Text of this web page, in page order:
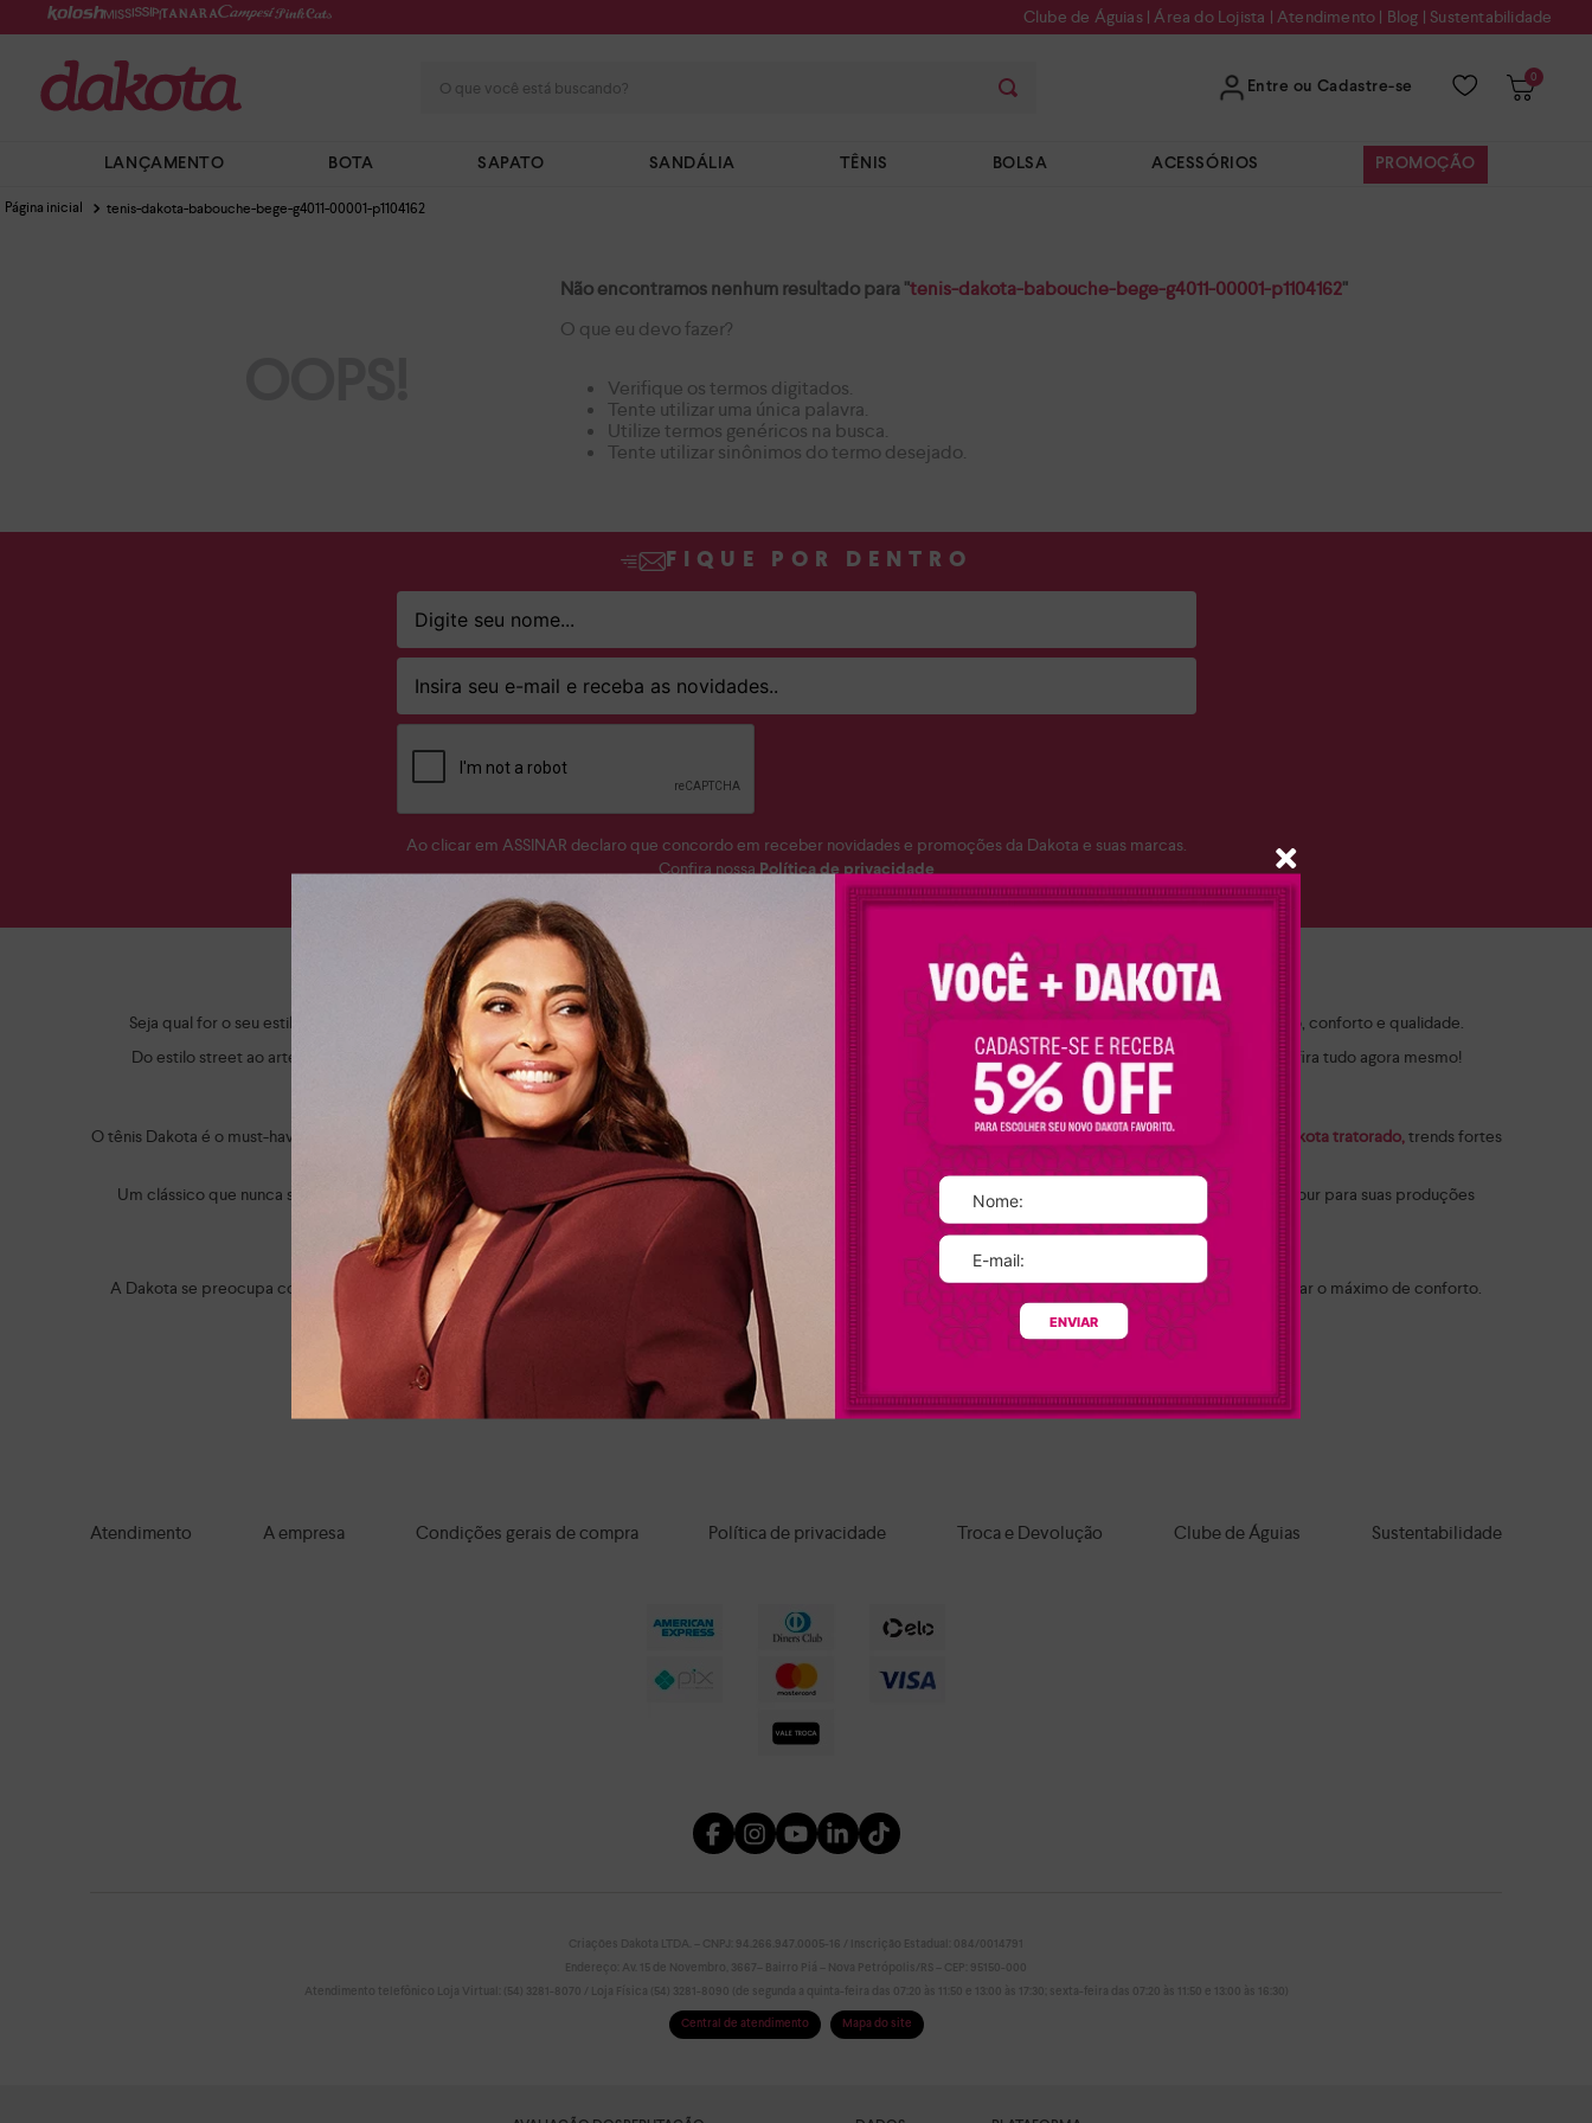
Clube de Águias|Área do Lojista | Atendimento | Blog | Sustentabilidade
Entre ou Cadastre-se
0
LANÇAMENTO BOTA SAPATO SANDÁLIA TÊNIS BOLSA ACESSÓRIOS PROMOÇÃO
ENVIAR
tenis-dakota-babouche-bege-g4011-00001-p1104162
Não encontramos nenhum resultado para "tenis-dakota-babouche-bege-g4011-00001-p1104162"
O que eu devo fazer?
Verifique os termos digitados.
Tente utilizar uma única palavra.
Utilize termos genéricos na busca.
Tente utilizar sinônimos do termo desejado.
FIQUE POR DENTRO
Ao clicar em ASSINAR declaro que concordo em receber novidades e promoções da Dakota e suas marcas.
Confira nossa Política de privacidade
Apaixonada por sapatos femininos? A Dakota te ajuda a encontrar o seu match!
Seja qual for o seu estilo, a Dakota tem o sapato feminino perfeito para você. Conheça a nossa coleção completa e apaixone-se por modelos que combinam estilo, conforto e qualidade.
Do estilo street ao artesanal, criamos itens modernos, despojados, versáteis e muito confortáveis para você arrasar em qualquer ocasião. Navegue pelo site e confira tudo agora mesmo!
Calçados Dakota: seu estilo, suas regras!
O tênis Dakota é o must-have do momento! Eles esbanjam atitude, complementando looks streetwear, com destaque para otênis Dakota flatform feminino tênis Dakota tratorado, trends fortes
que invadiram as passarelas.
Um clássico que nunca sai de moda é asandália Dakota salto bloco.Quer chamar a atenção para um look icônico? Então, aposte nas pedrarias que trazem mais glamour para suas produções
A trend animal print também dominou os calçados, destacando-se nos variados modelos de
sandálias Dakota
para agradar a todos os estilos.
A Dakota se preocupa com o seu bem-estar. Por isso, todos os nossos
são fabricados com materiais de alta qualidade e pensados para proporcionar o máximo de conforto.
Onde comprar sapatos Dakota?
Do casual ao social e do clássico ao moderno, na nossa loja online você encontra os
Navegue por todos os itens e aproveite nossas condições de pagamento e frete grátis para todo o Brasil!
Atendimento A empresa Condições gerais de compra Política de privacidade Troca e Devolução Clube de Águias Sustentabilidade
Criações Dakota LTDA. – CNPJ: 94.266.947.0005-16 / Inscrição Estadual: 084/0014791
Endereço: Av. 15 de Novembro, 3667– Bairro Piá – Nova Petrópolis/RS – CEP: 95150-000
Atendimento telefônico Loja Virtual: (54) 3281-8070 / Loja Física (54) 3281-8090 (de segunda a quinta-feira das 07:20 às 11:50 e 13:00 às 17:30; sexta-feira das 07:20 às 11:50 e 13:00 às 16:30)
Central de atendimento Mapa do site